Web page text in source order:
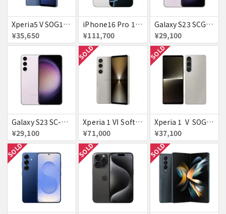
Xperia5 V SOG12 ブルー au 送料無料
¥35,650
iPhone16 Pro 128GB ホワイトチタニウム docomo 送料無料
¥111,700
Galaxy S23 SCG19 ラベンダー au 送料無料
¥29,100
Galaxy S23 SC-51D SAMSUNG docomo 送料無料
¥29,100
SOLD
Xperia 1 Ⅵ SoftBank プラチナシルバー 送料無料
¥71,000
SOLD
Xperia 1 Ⅴ SOG10 プラチナシルバー au 送料無料
¥37,100
SOLD SOLD SOLD